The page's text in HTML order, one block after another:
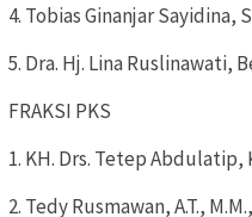
4. Tobias Ginanjar Sayidina,
5. Dra. Hj. Lina Ruslinawati,
FRAKSI PKS
1. KH. Drs. Tetep Abdulatip,
2. Tedy Rusmawan, A.T.,